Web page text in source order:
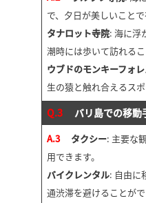
で、夕日が美しいことで
タナロット寺院: 海に浮
潮時には歩いて訪れるこ
ウブドのモンキーフォ
生の猿と触れ合えるスポ
Q.3 バリ島での移動
A.3 タクシー: 主要な
用できます。
バイクレンタル: 自由に
通渋滞を避けることがで